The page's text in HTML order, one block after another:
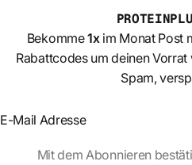
Bekomme1xim Monat Post
Rabattcodes um deinen
Spam,
Section
AbschnittMit dem Abonnieren